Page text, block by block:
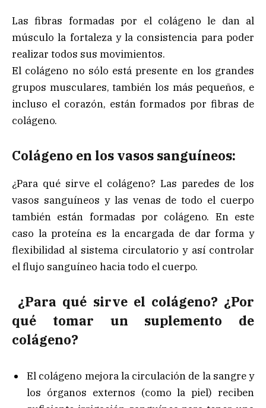
Las fibras formadas por el colágeno le dan al
músculo la fortaleza y la consistencia para poder
realizar todos sus movimientos.
El colágeno no sólo está presente en los grandes
grupos musculares, también los más pequeños, e
incluso el corazón, están formados por fibras de
colágeno.
Colágeno en los vasos sanguíneos:
¿Para qué sirve el colágeno? Las paredes de los
vasos sanguíneos y las venas de todo el cuerpo
también están formadas por colágeno. En este
caso la proteína es la encargada de dar forma y
flexibilidad al sistema circulatorio y así controlar
el flujo sanguíneo hacia todo el cuerpo.
¿Para qué sirve el colágeno? ¿Por
qué tomar un suplemento de
colágeno?
El colágeno mejora la circulación de la sangre y
los órganos externos (como la piel) reciben